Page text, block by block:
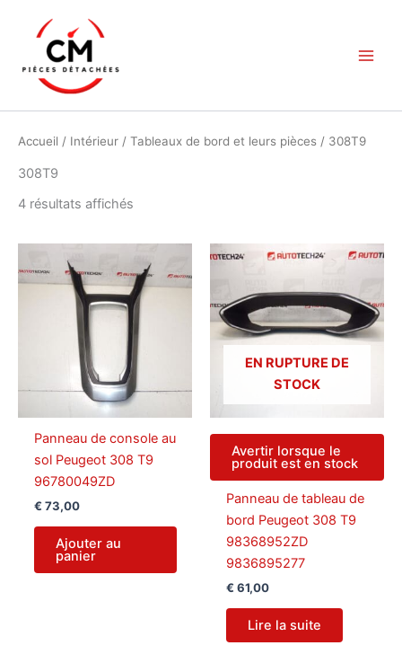
contenu
Accueil / Intérieur / Tableaux de bord et leurs pièces / 308T9
308T9
4 résultats affichés
récent
plus
ancien
Panneau de console au
sol Peugeot 308 T9
96780049ZD
€ 73,00
Ajouter au
panier
EN RUPTURE DE
STOCK
Avertir lorsque le
produit est en stock
Panneau de tableau de
bord Peugeot 308 T9
98368952ZD
9836895277
€ 61,00
Lire la suite